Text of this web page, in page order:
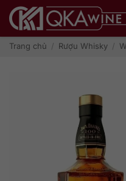
qua
dungTrang chủ / Rượu Whisky /